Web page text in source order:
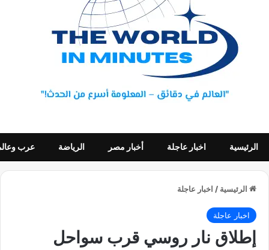
الرئيسية اخبار عاجلة أخبار مصر الرياضة عرب
الرئيسية / اخبار عاجلة
اخبار عاجلة
إطلاق نار روسي قرب سواحل